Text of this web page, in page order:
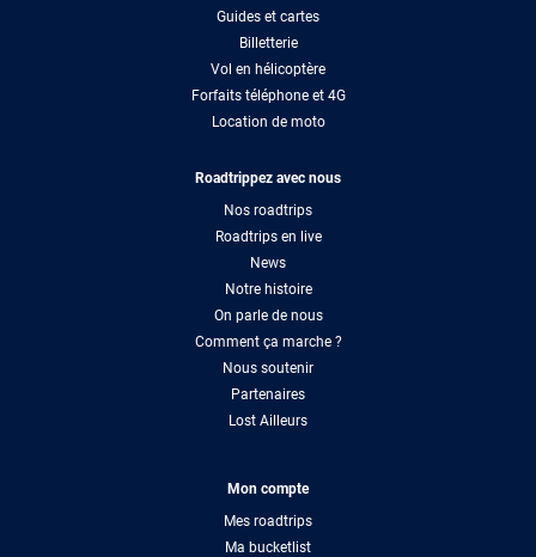
Guides et cartes
Billetterie
Vol en hélicoptère
Forfaits téléphone et 4G
Location de moto
Roadtrippez avec nous
Nos roadtrips
Roadtrips en live
News
Notre histoire
On parle de nous
Comment ça marche ?
Nous soutenir
Partenaires
Lost Ailleurs
Mon compte
Mes roadtrips
Ma bucketlist